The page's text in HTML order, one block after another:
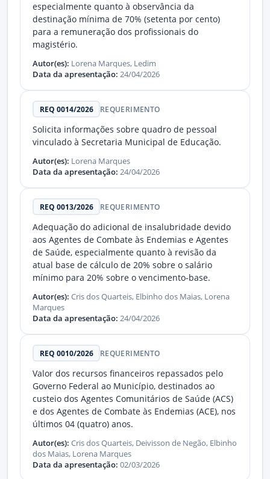
especialmente quanto à observância da
destinação mínima de 70% (setenta por cento)
para a remuneração dos profissionais do
magistério.
Autor(es): Lorena Marques, Ledim
Data da apresentação: 24/04/2026
REQ 0014/2026 REQUERIMENTO
Solicita informações sobre quadro de pessoal
vinculado à Secretaria Municipal de Educação.
Autor(es): Lorena Marques
Data da apresentação: 24/04/2026
REQ 0013/2026 REQUERIMENTO
Adequação do adicional de insalubridade devido
aos Agentes de Combate às Endemias e Agentes
de Saúde, especialmente quanto à revisão da
atual base de cálculo de 20% sobre o salário
mínimo para 20% sobre o vencimento-base.
Autor(es): Cris dos Quarteis, Elbinho dos Maias, Lorena
Marques
Data da apresentação: 24/04/2026
REQ 0010/2026 REQUERIMENTO
Valor dos recursos financeiros repassados pelo
Governo Federal ao Município, destinados ao
custeio dos Agentes Comunitários de Saúde (ACS)
e dos Agentes de Combate às Endemias (ACE), nos
últimos 04 (quatro) anos.
Autor(es): Cris dos Quarteis, Deivisson de Negão, Elbinho
dos Maias, Lorena Marques
Data da apresentação: 02/03/2026